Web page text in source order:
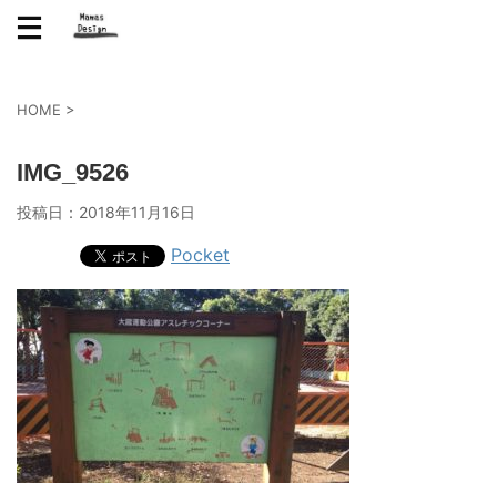
HOME >
IMG_9526
投稿日： 2018年11月16日
Pocket